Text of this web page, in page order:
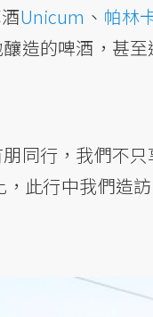
Unicum 、 帕林
造的啤酒，甚
同行，我們不
此行中我們造